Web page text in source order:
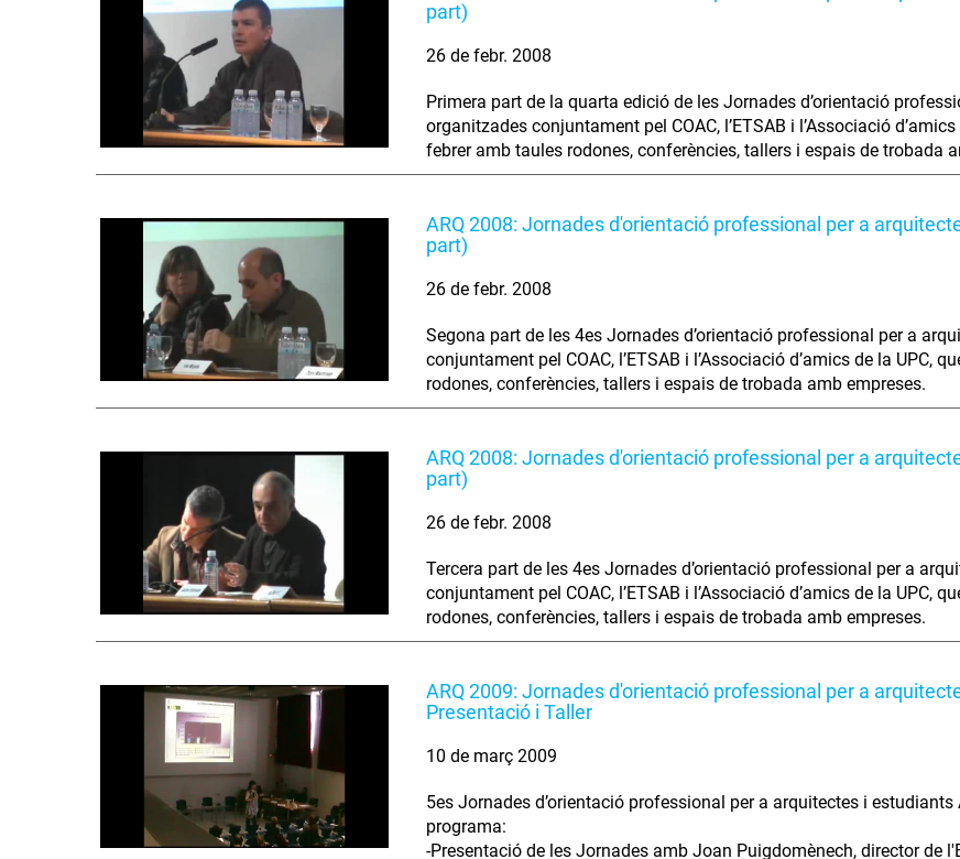
part)
26 de febr. 2008
Primera part de la quarta edició de les Jornades d’orientació
organitzades conjuntament pel COAC, l’ETSAB i l’Associació
febrer amb taules rodones, conferències, tallers i espais de trobada
ARQ 2008: Jornades d'orientació professional per a
part)
26 de febr. 2008
Segona part de les 4es Jornades d’orientació professional per a
conjuntament pel COAC, l’ETSAB i l’Associació d’amics de la UPC,
rodones, conferències, tallers i espais de trobada amb empreses.
ARQ 2008: Jornades d'orientació professional per a
part)
26 de febr. 2008
Tercera part de les 4es Jornades d’orientació professional per a
conjuntament pel COAC, l’ETSAB i l’Associació d’amics de la UPC,
rodones, conferències, tallers i espais de trobada amb empreses.
ARQ 2009: Jornades d'orientació professional per a
Presentació i Taller
10 de març 2009
5es Jornades d’orientació professional per a arquitectes i estudiants
programa:
-Presentació de les Jornades amb Joan Puigdomènech, director de